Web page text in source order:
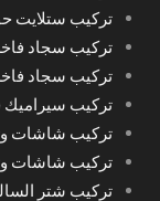
تركيب ستلايت
تركيب سجاد
تركيب سجاد
تركيب سيراميك
تركيب شاشات
تركيب شاشات
تركيب شتر